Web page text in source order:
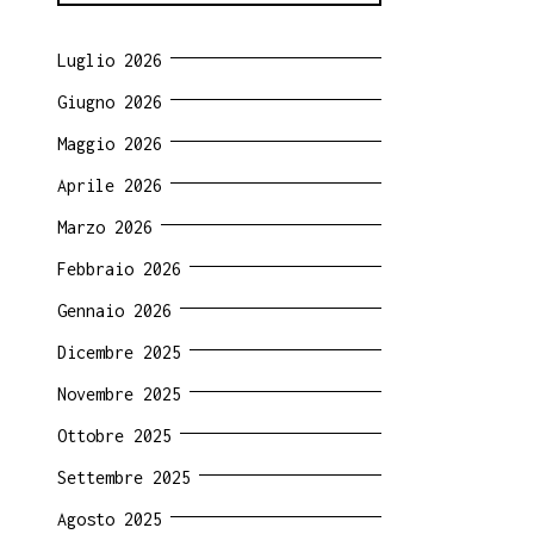
Luglio 2026
Giugno 2026
Maggio 2026
Aprile 2026
Marzo 2026
Febbraio 2026
Gennaio 2026
Dicembre 2025
Novembre 2025
Ottobre 2025
Settembre 2025
Agosto 2025